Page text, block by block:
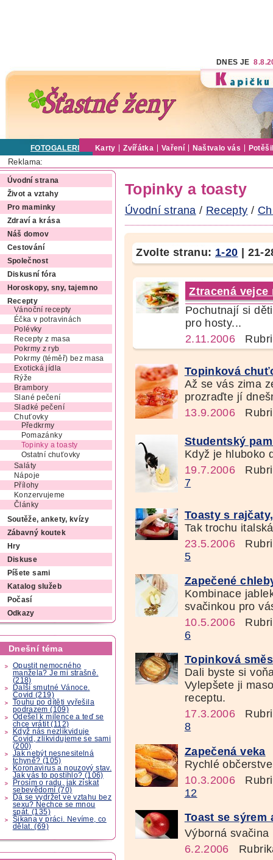
DNES JE
FOTOGALERIE Karty Zvířátka Vaření Naštvalo vás
Reklama:
Úvodní strana
Život a vztahy
Pro maminky
Zdraví a krása
Náš domov
Cestování
Společnost
Diskusní fóra
Horoskopy, sny, tajemno
Recepty
Vánoční recepty
Éčka v potravinách
Polévky
Recepty z masa
Pokrmy z ryb
Pokrmy (téměř) bez masa
Exotická jídla
Rýže
Brambory
Slané pečení
Sladké pečení
Chuťovky
Předkrmy
Pomazánky
Topinky a toasty
Ostatní chuťovky
Saláty
Nápoje
Přílohy
Konzervujeme
Články
Soutěže, ankety, kvízy
Zábavný koutek
Hry
Diskuse
Píšete sami
Katalog služeb
Počasí
Odkazy
Dnešní téma
Opustit nemocného
manžela? Je mi strašně.
(218)
Další smutné Vánoce.
Covid (219)
Touhu po dítěti vyřešila
podrazem (109)
Odešel k milence a teď se
chce vrátit (112)
Když nás nezlikviduje
Covid, zlikvidujeme se sami
(200)
Jak nebýt nesnesitelná
tchyně? (105)
Koronavirus a nouzový stav.
Jak vás to postihlo? (106)
Prosím o radu, jak získat
sebevědomí (70)
Dá se vydržet ve vztahu bez
sexu? Nechce se mnou
spát. (135)
Šikana v práci. Nevíme, co
dělat. (69)
Topinky a toasty
Úvodní strana / Recepty /
Zvolte stranu: 1-20 21-
Ztracená vejce
Pochutnají si
pro hosty...
2.11.2006
Topinková
Až se vás zima
prozraďte jí
13.9.2006
Studentský
Když je hluboko
19.7.2006
7
Toasty s
Tak trochu
23.5.2006
5
Zapečené
Kombinace
svačinkou pro
10.5.2006
6
Topinková směs
Dali byste si
Vylepšete ji
receptu.
17.3.2006
8
Zapečená veka
Rychlé
10.3.2006
12
Toast se sýrem
Výborná
6.2.2006